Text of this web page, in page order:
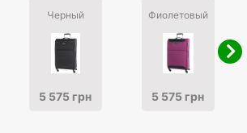
Черный
5 575 грн
Фиолетовый
5 575 грн